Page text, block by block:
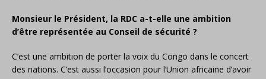
Monsieur le Président, la RDC a-t-elle une ambition
d’être représentée au Conseil de sécurité ?
C’est une ambition de porter la voix du Congo dans le concert
des nations. C’est aussi l’occasion pour l’Union africaine d’avoir